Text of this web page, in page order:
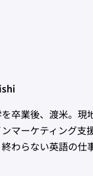
卒業後、渡米。
マーケティング支
らない英語の仕